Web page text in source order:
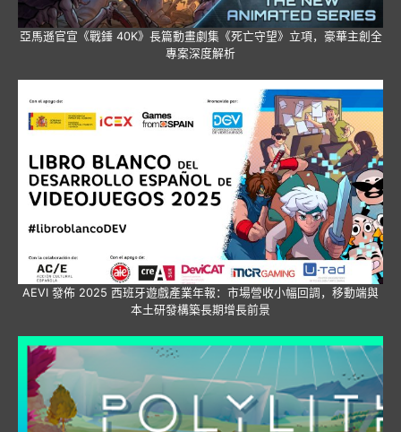
亞馬遜官宣《戰錘 40K》長篇動畫劇集《死亡守望》立項，豪華主創全
專案深度解析
AEVI 發佈 2025 西班牙遊戲產業年報：市場營收小幅回調，移動端與
本土研發構築長期增長前景